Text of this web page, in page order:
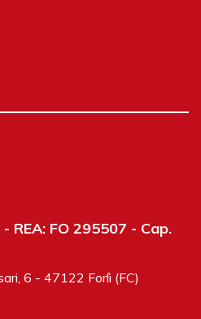
REA: FO 295507 - Cap.
6 - 47122 Forlì (FC)